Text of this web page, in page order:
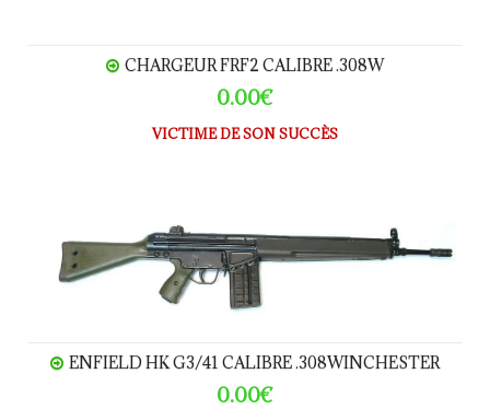
CHARGEUR FRF2 CALIBRE .308W
0.00€
VICTIME DE SON SUCCÈS
ENFIELD HK G3/41 CALIBRE .308WINCHESTER
0.00€